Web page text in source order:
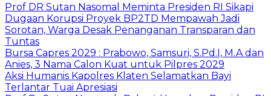
Prof DR Sutan Nasomal Meminta Presiden RI Sikapi
Dugaan Korupsi Proyek BP2TD Mempawah Jadi
Sorotan, Warga Desak Penanganan Transparan dan
Tuntas
Bursa Capres 2029 : Prabowo, Samsuri, S.Pd.I, M.A dan
Anies, 3 Nama Calon Kuat untuk Pilpres 2029
Aksi Humanis Kapolres Klaten Selamatkan Bayi
Terlantar Tuai Apresiasi